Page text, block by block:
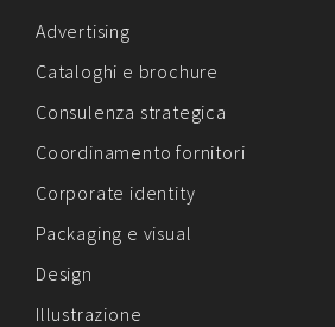
Advertising
Cataloghi e brochure
Consulenza strategica
Coordinamento fornitori
Corporate identity
Packaging e visual
Design
Illustrazione